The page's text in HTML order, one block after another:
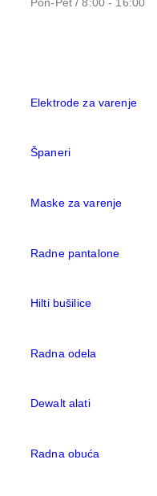
Elektrode za varenje
Španeri
Maske za varenje
Radne pantalone
Hilti bušilice
Radna odela
Dewalt alati
Radna obuća